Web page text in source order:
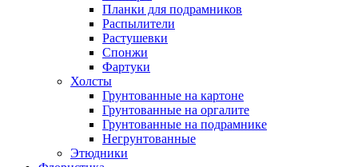
Планки для подрамников
Распылители
Растушевки
Спонжи
Фартуки
Холсты
Грунтованные на картоне
Грунтованные на оргалите
Грунтованные на подрамнике
Негрунтованные
Этюдники